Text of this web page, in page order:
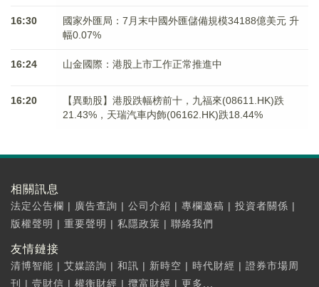
16:30
國家外匯局：7月末中國外匯儲備規模34188億美元 升
幅0.07%
16:24 山金國際：港股上市工作正常推進中
16:20
【異動股】港股跌幅榜前十，九福來(08611.HK)跌
21.43%，天瑞汽車内飾(06162.HK)跌18.44%
相關訊息
法定公告欄 | 廣告查詢 | 公司介紹 | 專欄邀稿 | 投資者關係 |
版權聲明 | 重要聲明 | 私隱政策 | 聯絡我們
友情鏈接
清博智能 | 艾媒諮詢 | 和訊 | 新時空 | 時代財經 | 證券市場周
刊
| 壹財信 | 權衡財經 | 攬富財經 | 更多...